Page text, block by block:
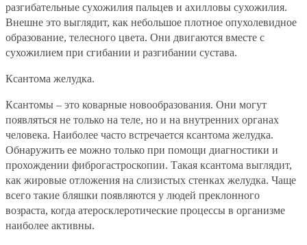
разгибательные сухожилия пальцев и ахилловы сухожилия.
Внешне это выглядит, как небольшое плотное опухолевидное
образование, телесного цвета. Они двигаются вместе с
сухожилием при сгибании и разгибании сустава.
Ксантома желудка.
Ксантомы – это коварные новообразования. Они могут
появляться не только на теле, но и на внутренних органах
человека. Наиболее часто встречается ксантома желудка.
Обнаружить ее можно только при помощи диагностики и
прохождении фиброгастроскопии. Такая ксантома выглядит,
как жировые отложения на слизистых стенках желудка. Чаще
всего такие бляшки появляются у людей преклонного
возраста, когда атеросклеротические процессы в организме
наиболее активны.